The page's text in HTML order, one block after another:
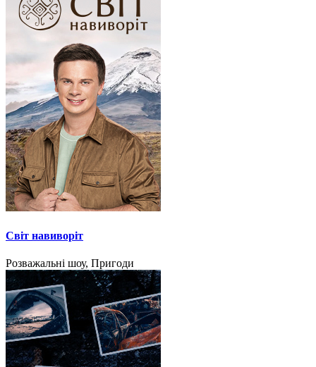
Світ навиворіт
Розважальні шоу, Пригоди